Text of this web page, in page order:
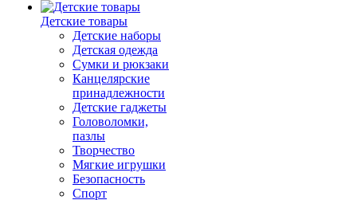
Детские товары
Детские наборы
Детская одежда
Сумки и рюкзаки
Канцелярские
принадлежности
Детские гаджеты
Головоломки,
пазлы
Творчество
Мягкие игрушки
Безопасность
Спорт